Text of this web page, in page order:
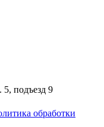
5, подъезд 9
обработки